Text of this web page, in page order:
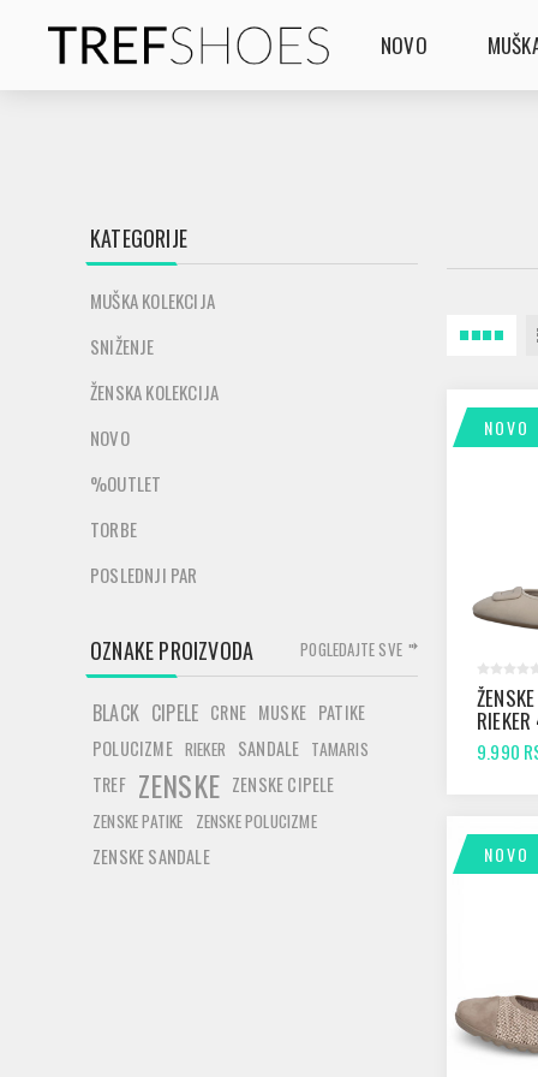
NOVO
NOVO
BEIGE
9.990
NOVO
KATEGORIJE
MUŠKA KOLEKCIJA
SNIŽENJE
ŽENSKA KOLEKCIJA
NOVO
%OUTLET
TORBE
POSLEDNJI PAR
OZNAKE PROIZVODA
BLACK CIPELE CRNE MUSKE PATIKE
POLUCIZME RIEKER SANDALE TAMARIS
TREF ZENSKE ZENSKE CIPELE
ZENSKE PATIKE ZENSKE POLUCIZME
ZENSKE SANDALE
POGLEDAJTE SVE